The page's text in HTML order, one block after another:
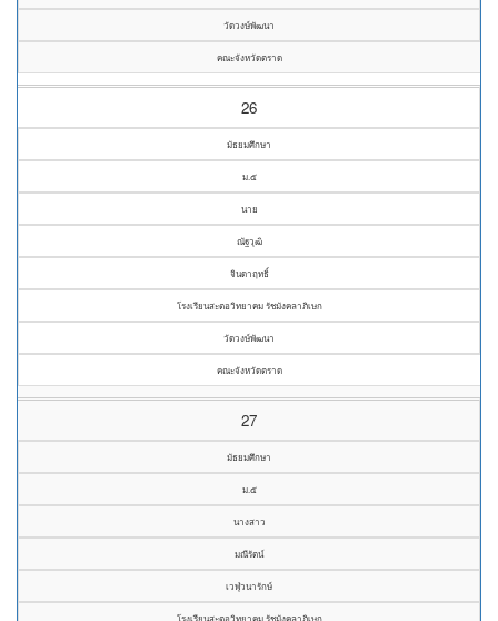
วัดวงษ์พัฒนา
คณะจังหวัดตราด
26
มัธยมศึกษา
ม.๕
นาย
ณัฐวุฒิ
จินดาฤทธิ์
โรงเรียนสะตอวิทยาคม รัชมังคลาภิเษก
วัดวงษ์พัฒนา
คณะจังหวัดตราด
27
มัธยมศึกษา
ม.๕
นางสาว
มณีรัตน์
เวฬุวนารักษ์
โรงเรียนสะตอวิทยาคม รัชมังคลาภิเษก